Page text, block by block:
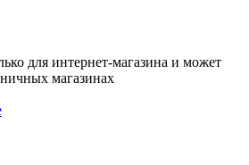
для интернет-магазина и может
магазинах